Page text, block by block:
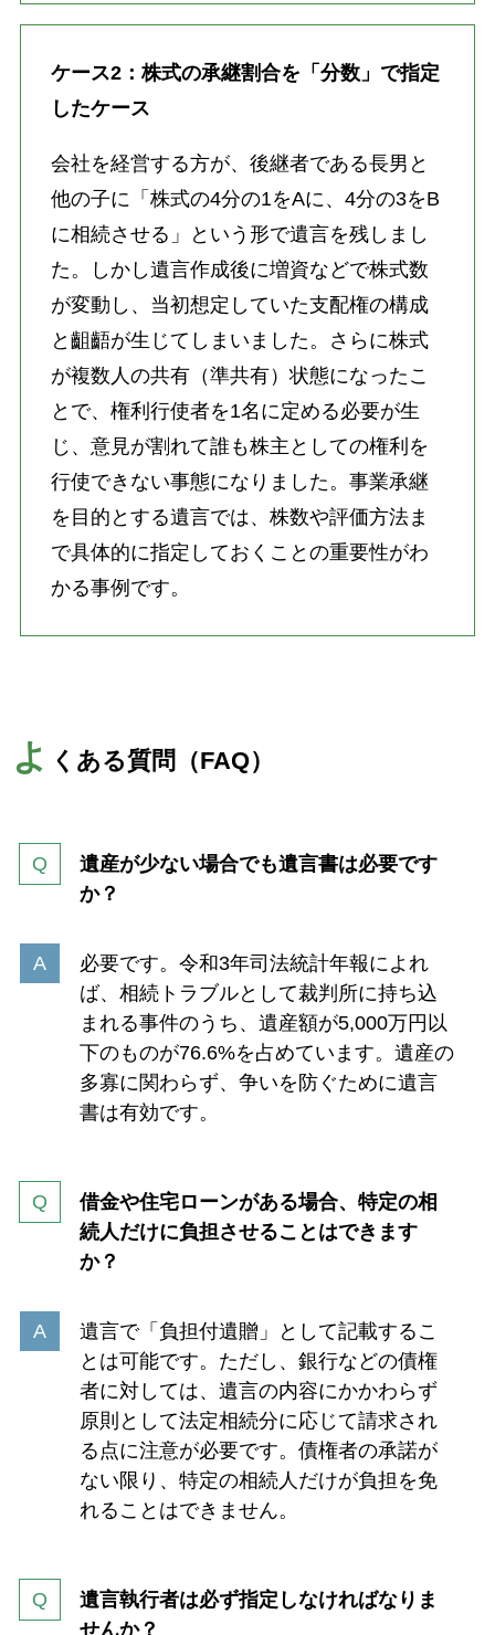
ケース2：株式の承継割合を「分数」で指定
したケース
会社を経営する方が、後継者である長男と
他の子に「株式の4分の1をAに、4分の3をB
に相続させる」という形で遺言を残しまし
た。しかし遺言作成後に増資などで株式数
が変動し、当初想定していた支配権の構成
と齟齬が生じてしまいました。さらに株式
が複数人の共有（準共有）状態になったこ
とで、権利行使者を1名に定める必要が生
じ、意見が割れて誰も株主としての権利を
行使できない事態になりました。事業承継
を目的とする遺言では、株数や評価方法ま
で具体的に指定しておくことの重要性がわ
かる事例です。
よ くある質問（FAQ）
遺産が少ない場合でも遺言書は必要です
か？
必要です。令和3年司法統計年報によれ
ば、相続トラブルとして裁判所に持ち込
まれる事件のうち、遺産額が5,000万円以
下のものが76.6%を占めています。遺産の
多寡に関わらず、争いを防ぐために遺言
書は有効です。
借金や住宅ローンがある場合、特定の相
続人だけに負担させることはできます
か？
遺言で「負担付遺贈」として記載するこ
とは可能です。ただし、銀行などの債権
者に対しては、遺言の内容にかかわらず
原則として法定相続分に応じて請求され
る点に注意が必要です。債権者の承諾が
ない限り、特定の相続人だけが負担を免
れることはできません。
遺言執行者は必ず指定しなければなりま
せんか？